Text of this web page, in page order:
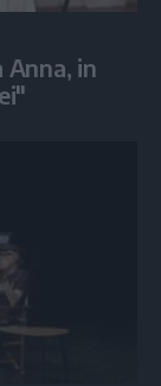
Anna, in